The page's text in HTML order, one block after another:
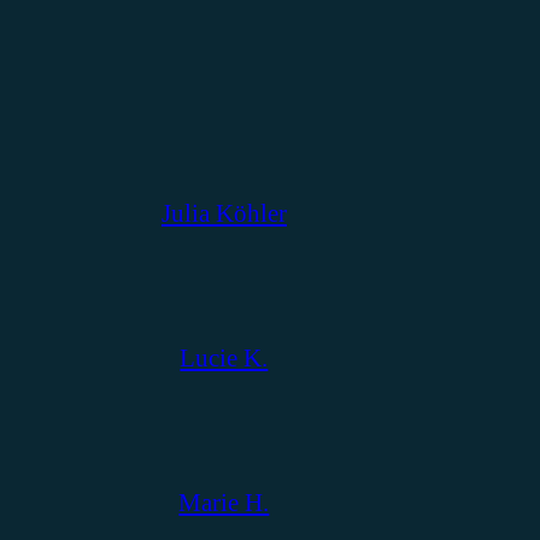
Julia Köhler
Lucie K.
Marie H.